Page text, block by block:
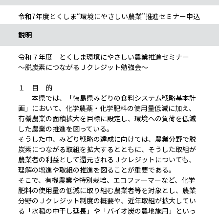
令和7年度とくしま“環境にやさしい農業”推進セミナー申込
説明
令和７年度 とくしま環境にやさしい農業推進セミナー
～脱炭素につながるＪクレジット勉強会～
１ 目 的
本県では、「徳島県みどりの食料システム戦略基本計
画」において、化学農薬・化学肥料の使用量低減に加え、
有機農業の面積拡大を目標に設定し、環境への負荷を低減
した農業の推進を図っている。
そうした中、みどり戦略の達成に向けては、農業分野で脱
炭素につながる取組を拡大するとともに、そうした取組が
農業者の利益として還元されるＪクレジットについても、
理解の増進や取組の推進を図ることが重要である。
そこで、有機農業や特別栽培、エコファーマーなど、化学
肥料の使用量の低減に取り組む農業者等を対象とし、農業
分野のＪクレジット制度の概要や、近年取組が拡大してい
る「水稲の中干し延長」や「バイオ炭の農地施用」といっ